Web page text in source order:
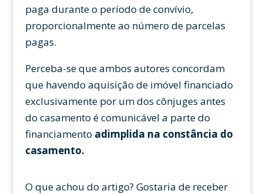
paga durante o período de convívio,
proporcionalmente ao número de parcelas
pagas.
Perceba-se que ambos autores concordam
que havendo aquisição de imóvel financiado
exclusivamente por um dos cônjuges antes
do casamento é comunicável a parte do
financiamento adimplida na constância do
casamento.
O que achou do artigo? Gostaria de receber